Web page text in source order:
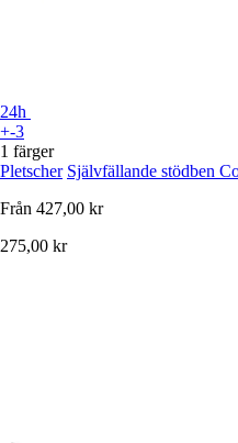
24h
+-3
1 färger
Pletscher Självfällande stödben
Från 427,00 kr
275,00 kr